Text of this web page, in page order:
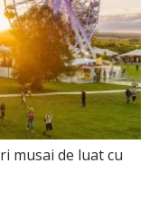
musai de luat cu